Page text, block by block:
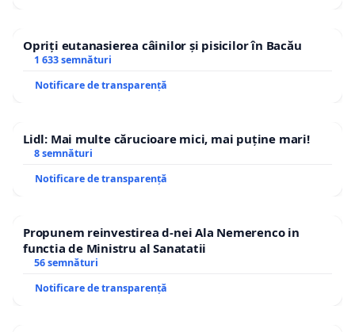
Opriți eutanasierea câinilor și pisicilor în Bacău
1 633 semnături
Notificare de transparență
Lidl: Mai multe cărucioare mici, mai puține mari!
8 semnături
Notificare de transparență
Propunem reinvestirea d-nei Ala Nemerenco in
functia de Ministru al Sanatatii
56 semnături
Notificare de transparență